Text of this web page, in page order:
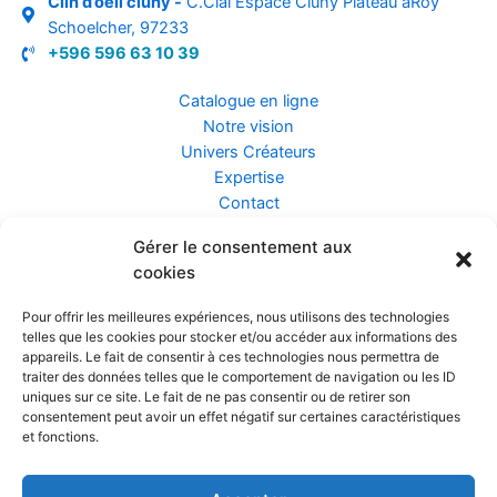
Gérer le consentement aux
cookies
Pour offrir les meilleures expériences, nous utilisons des technologies
telles que les cookies pour stocker et/ou accéder aux informations des
appareils. Le fait de consentir à ces technologies nous permettra de
traiter des données telles que le comportement de navigation ou les ID
uniques sur ce site. Le fait de ne pas consentir ou de retirer son
consentement peut avoir un effet négatif sur certaines caractéristiques
et fonctions.
Schoelcher, 97233
+596 596 63 10 39
Catalogue en ligne
Notre vision
Univers Créateurs
Expertise
Contact
Assurance ZEN
Confidentialité et Données
Conditions Générales de Vente